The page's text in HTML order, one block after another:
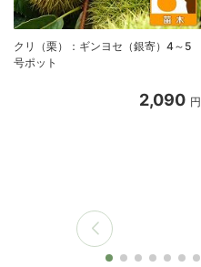
クリ（栗）：ギンヨセ（銀寄）4～5
号ポット
2,090 円